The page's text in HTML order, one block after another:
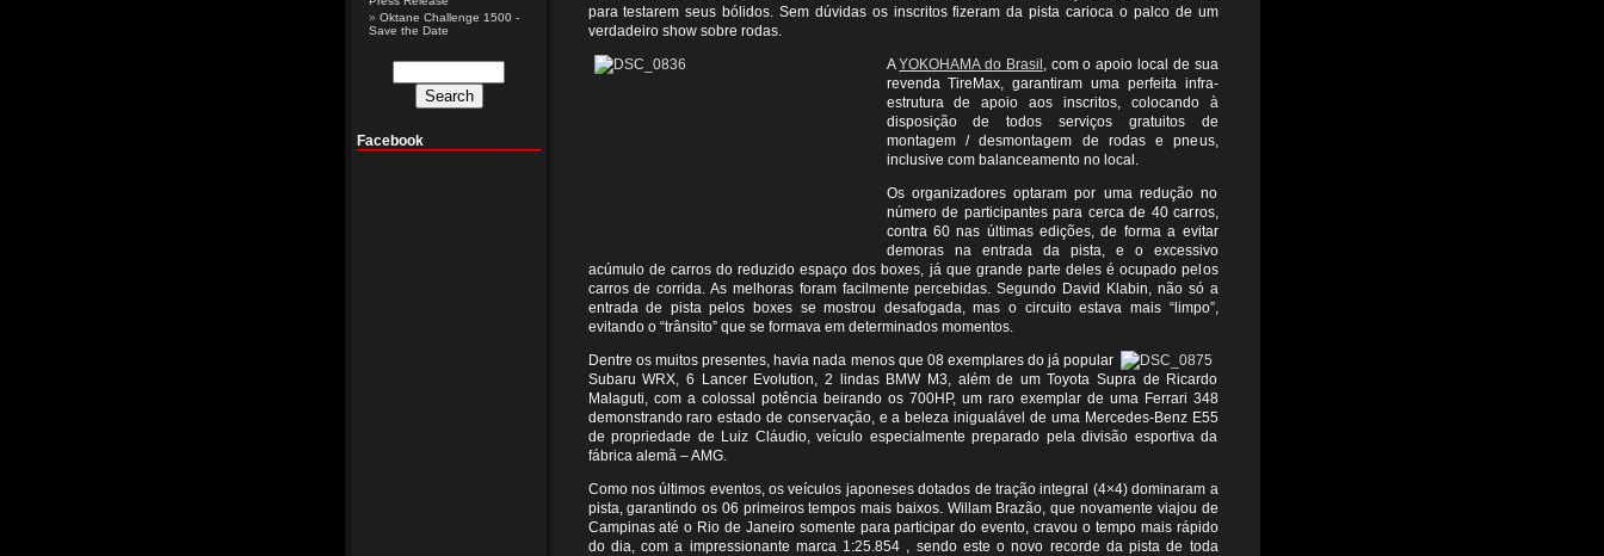
para testarem seus bólidos. Sem dúvidas os inscritos fizeram da pista carioca o palco de um
verdadeiro show sobre rodas.
AYOKOHAMA do Brasil , com o apoio local de sua
revenda TireMax, garantiram uma perfeita infra-
estrutura de apoio aos inscritos, colocando à
disposição de todos serviços gratuitos de
montagem / desmontagem de rodas e pneus,
inclusive com balanceamento no local.
Os organizadores optaram por uma redução no
número de participantes para cerca de 40 carros,
contra 60 nas últimas edições, de forma a evitar
demoras na entrada da pista, e o excessivo
acúmulo de carros do reduzido espaço dos boxes, já que grande parte deles é ocupado pelos
carros de corrida. As melhoras foram facilmente percebidas. Segundo David Klabin, não só a
entrada de pista pelos boxes se mostrou desafogada, mas o circuito estava mais “limpo”,
evitando o “trânsito” que se formava em determinados momentos.
Dentre os muitos presentes, havia nada menos que 08 exemplares do já popular
Subaru WRX, 6 Lancer Evolution, 2 lindas BMW M3, além de um Toyota Supra de Ricardo
Malaguti, com a colossal potência beirando os 700HP, um raro exemplar de uma Ferrari 348
demonstrando raro estado de conservação, e a beleza inigualável de uma Mercedes-Benz E55
de propriedade de Luiz Cláudio, veículo especialmente preparado pela divisão esportiva da
fábrica alemã – AMG.
Como nos últimos eventos, os veículos japoneses dotados de tração integral (4×4) dominaram a
pista, garantindo os 06 primeiros tempos mais baixos. Willam Brazão, que novamente viajou de
Campinas até o Rio de Janeiro somente para participar do evento, cravou o tempo mais rápido
do dia, com a impressionante marca 1:25.854 , sendo este o novo recorde da pista de toda
Oktane Challenge 1500 -
Save the Date
Facebook